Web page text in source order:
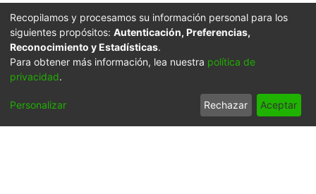
APFFVC - Estudiantes - Patrimonial
Full item page
Síguenos
Recopilamos y procesamos su información personal para los
siguientes propósitos: Autenticación, Preferencias,
Reconocimiento y Estadísticas.
Para obtener más información, lea nuestra política de
privacidad.
Personalizar Rechazar Aceptar